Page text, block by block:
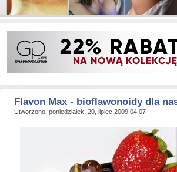
Flavon Max - bioflawonoidy dla
Utworzono: poniedziałek, 20, lipiec 2009 04:07